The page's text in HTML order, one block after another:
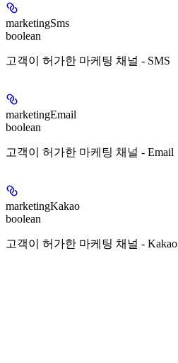
marketingSms
boolean
고객이 허가한 마케팅 채널 - SMS
marketingEmail
boolean
고객이 허가한 마케팅 채널 - Email
marketingKakao
boolean
고객이 허가한 마케팅 채널 - Kakao